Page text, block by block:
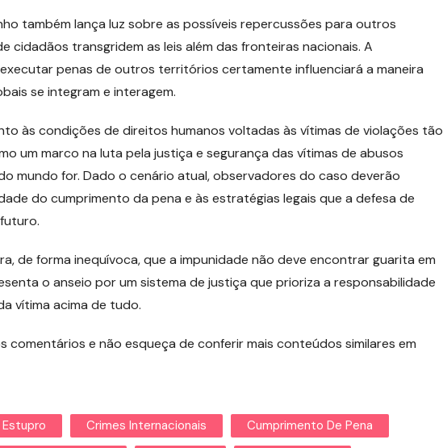
também lança luz sobre as possíveis repercussões para outros
cidadãos transgridem as leis além das fronteiras nacionais. A
penas de outros territórios certamente influenciará a maneira
se integram e interagem.
às condições de direitos humanos voltadas às vítimas de violações tão
um marco na luta pela justiça e segurança das vítimas de abusos
mundo for. Dado o cenário atual, observadores do caso deverão
do cumprimento da pena e às estratégias legais que a defesa de
de forma inequívoca, que a impunidade não deve encontrar guarita em
o anseio por um sistema de justiça que prioriza a responsabilidade
vítima acima de tudo.
comentários e não esqueça de conferir mais conteúdos similares em
Crimes Internacionais
Cumprimento De Pena